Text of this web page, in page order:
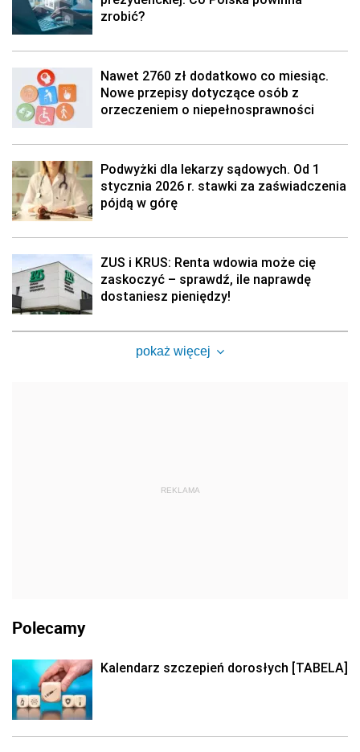
zrobić?
Nawet 2760 zł dodatkowo co miesiąc.
Nowe przepisy dotyczące osób z
orzeczeniem o niepełnosprawności
Podwyżki dla lekarzy sądowych. Od 1
stycznia 2026 r. stawki za zaświadczenia
pójdą w górę
ZUS i KRUS: Renta wdowia może cię
zaskoczyć – sprawdź, ile naprawdę
dostaniesz pieniędzy!
pokaż więcej
REKLAMA
Polecamy
Kalendarz szczepień dorosłych [TABELA]